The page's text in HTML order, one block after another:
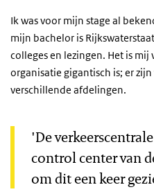
Ik was voor mijn stage al
mijn bachelor is
colleges en lezingen. Het is
organisatie gigantisch is; er
verschillende afdelingen.
'De
control center van
om dit een keer